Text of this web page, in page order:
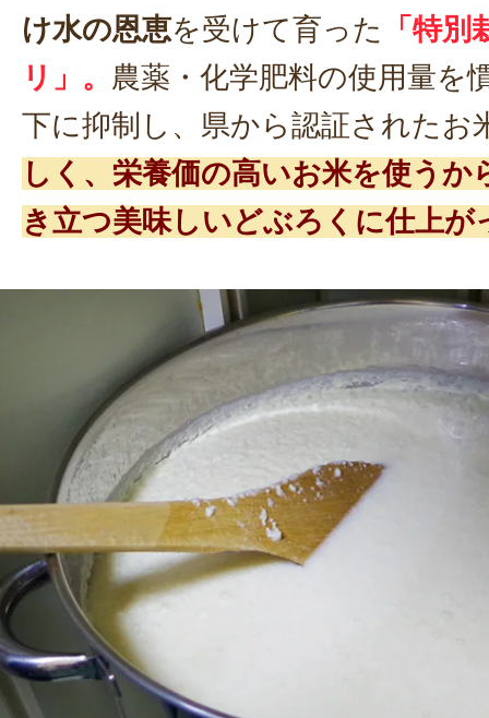
け水の恩恵を受けて育った
「特
リ」。 農薬・化学肥料の使用量を
下に抑制し、県から認証されたお
しく、栄養価の高いお米を使うか
き立つ美味しいどぶろくに仕上が